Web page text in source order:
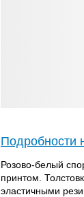
Подробности
Розово-белый
принтом.
эластичными